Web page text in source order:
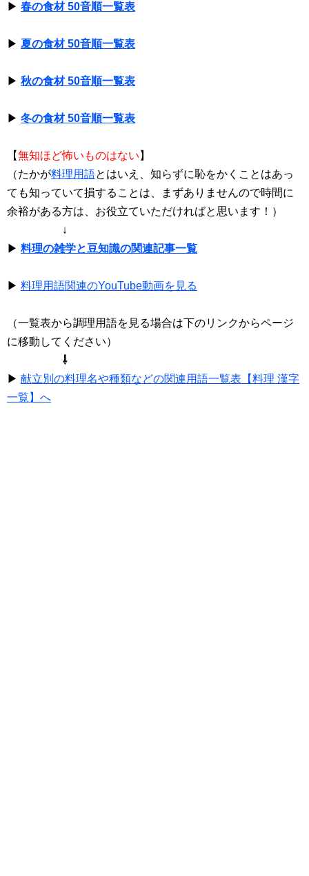
▶ 春の食材 50音順一覧表
▶ 夏の食材 50音順一覧表
▶ 秋の食材 50音順一覧表
▶ 冬の食材 50音順一覧表
【無知ほど怖いものはない 】
（たかが料理用語とはいえ、知らずに恥をかくことはあっ
ても知っていて損することは、まずありませんので時間に
余裕がある方は、お役立ていただければと思います！）
↓
▶ 料理の雑学と豆知識の関連記事一覧
▶ 料理用語関連のYouTube動画を見る
（一覧表から調理用語を見る場合は下のリンクからページ
に移動してください）
⇩
▶ 献立別の料理名や種類などの関連用語一覧表【料理 漢字
一覧】へ